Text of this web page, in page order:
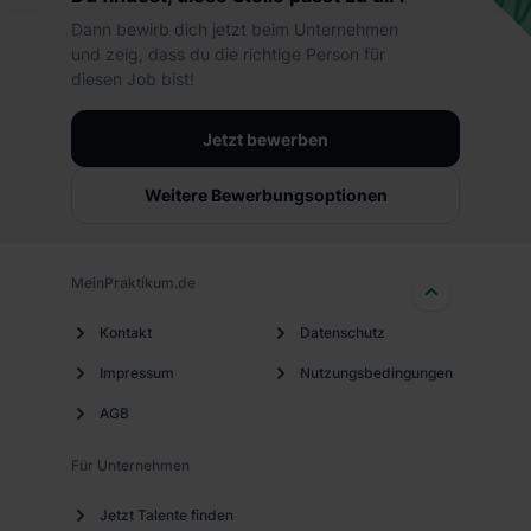
hierbei die Einwilligung zur Übermittlung deiner Daten in
die USA (Art. 49 Abs. 1 S. 1 lit. a) DS-GVO). Die USA
verfügen über kein angemessenes Datenschutzniveau
Einwilligung jederzeit mit Wirkung für die Zukunft ganz
oder teilweise über unsere Datenschutzerklärung unter
dem Punkt „Datenschutz-Einstellungen“ widerrufen.
Informationen:
Datenschutzerklärung
Dann bewirb dich jetzt beim Unternehmen
und zeig, dass du die richtige Person für
diesen Job bist!
Jetzt bewerben
Weitere Bewerbungsoptionen
MeinPraktikum.de
Kontakt
Impressum
AGB
Datenschutz
Nutzungsbedingungen
Für Unternehmen
Jetzt Talente finden